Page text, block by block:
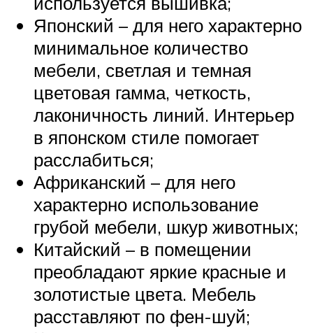
Японский – для него характерно
минимальное количество
мебели, светлая и темная
цветовая гамма, четкость,
лаконичность линий. Интерьер
в японском стиле помогает
расслабиться;
Африканский – для него
характерно использование
грубой мебели, шкур животных;
Китайский – в помещении
преобладают яркие красные и
золотистые цвета. Мебель
расставляют по фен-шуй;